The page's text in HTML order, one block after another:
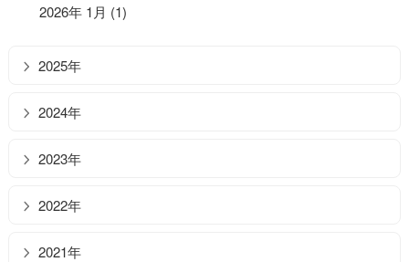
2026年 1月 (1)
2025年
2024年
2023年
2022年
2021年